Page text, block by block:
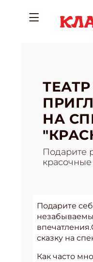
НА
Подарите
Подарите
сказку на
Как часто